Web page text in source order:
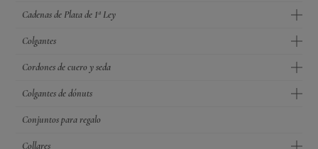
Cadenas de Plata de 1ª Ley
Colgantes
Cordones de cuero y seda
Colgantes de dónuts
Conjuntos para regalo
Collares